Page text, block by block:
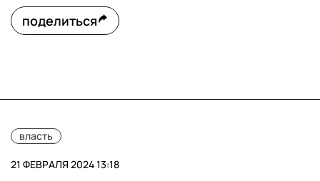
поделиться
власть
21 ФЕВРАЛЯ 2024 13:18